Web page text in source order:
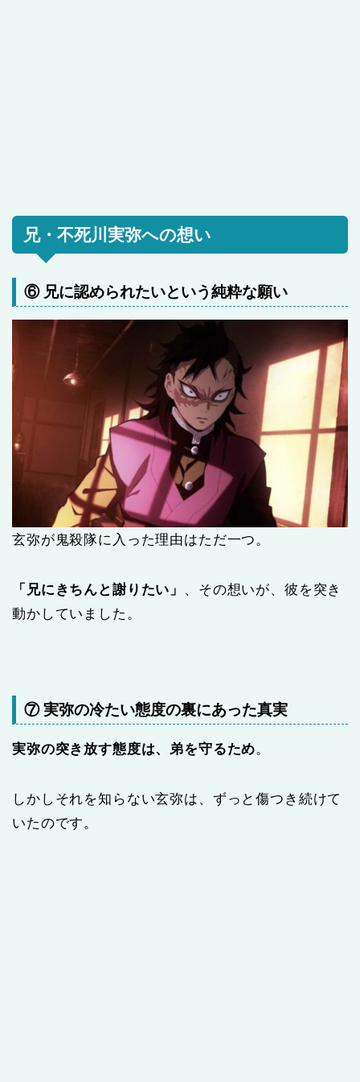
兄・不死川実弥への想い
⑥ 兄に認められたいという純粋な願い
玄弥が鬼殺隊に入った理由はただ一つ。
「兄にきちんと謝りたい」
、その想いが、彼を突き
動かしていました。
⑦ 実弥の冷たい態度の裏にあった真実
実弥の突き放す態度は、弟を守るため。
しかしそれを知らない玄弥は、ずっと傷つき続けて
いたのです。